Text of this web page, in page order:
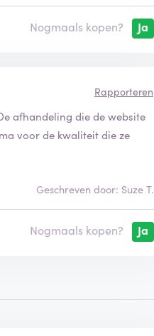
Nogmaals kopen? Ja
Rapporteren
afhandeling die de website
voor de kwaliteit die ze
Geschreven door: Suze T.
Nogmaals kopen? Ja